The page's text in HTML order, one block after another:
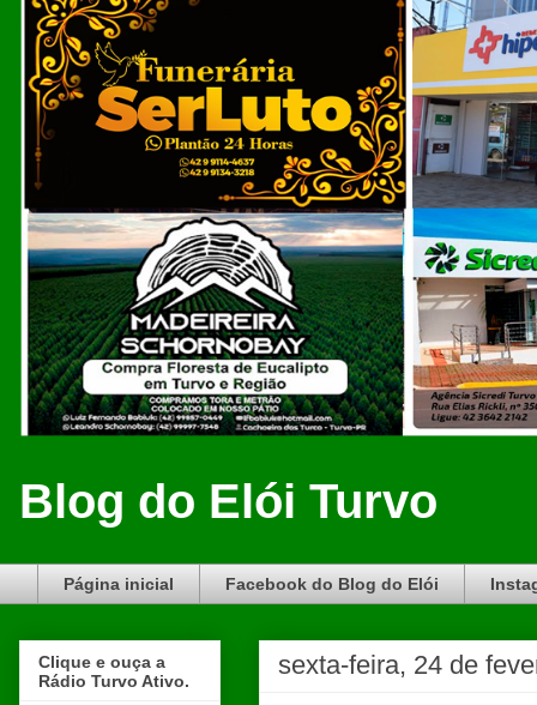
Blog do Elói Turvo
Página inicial Facebook do Blog do Elói
sexta-feira, 24 de
Clique e ouça a
Rádio Turvo Ativo.